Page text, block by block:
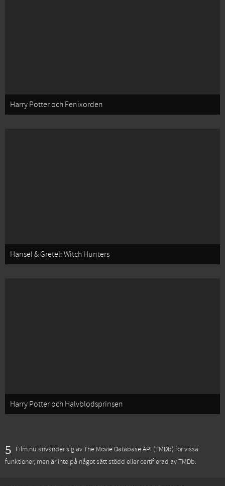
Harry Potter och Fenixorden
Hansel & Gretel: Witch Hunters
Harry Potter och Halvblodsprinsen
Film.nu använder sig av The Movie Database API (TMDb) för vissa
funktioner, men är inte på något sätt stödd eller certifierad av TMDb.